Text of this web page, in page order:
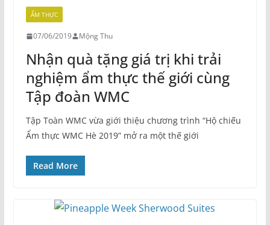
ẨM THỰC
07/06/2019 Mộng Thu
Nhận quà tặng giá trị khi trải
nghiệm ẩm thực thế giới cùng
Tập đoàn WMC
Tập Toàn WMC vừa giới thiệu chương trình “Hộ chiếu
Ẩm thực WMC Hè 2019” mở ra một thế giới
Read More